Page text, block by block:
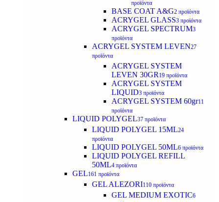
προϊόντα
BASE COAT A&G2 προϊόντα
ACRYGEL GLASS3 προϊόντα
ACRYGEL SPECTRUM3
προϊόντα
ACRYGEL SYSTEM LEVEN27
προϊόντα
ACRYGEL SYSTEM
LEVEN 30GR 19 προϊόντα
ACRYGEL SYSTEM
LIQUID3 προϊόντα
ACRYGEL SYSTEM 60gr11
προϊόντα
LIQUID POLYGEL37 προϊόντα
LIQUID POLYGEL 15ML24
προϊόντα
LIQUID POLYGEL 50ML6 προϊόντα
LIQUID POLYGEL REFILL
50ML4 προϊόντα
GEL161 προϊόντα
GEL ALEZORI110 προϊόντα
GEL MEDIUM EXOTIC6